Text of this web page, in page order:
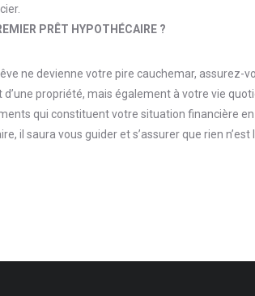
PRÊT HYPOTHÉCAIRE ?
ne devienne votre pire cauchemar, assurez-
d’une propriété, mais également à votre vie
qui constituent votre situation financière
il saura vous guider et s’assurer que rien n’est